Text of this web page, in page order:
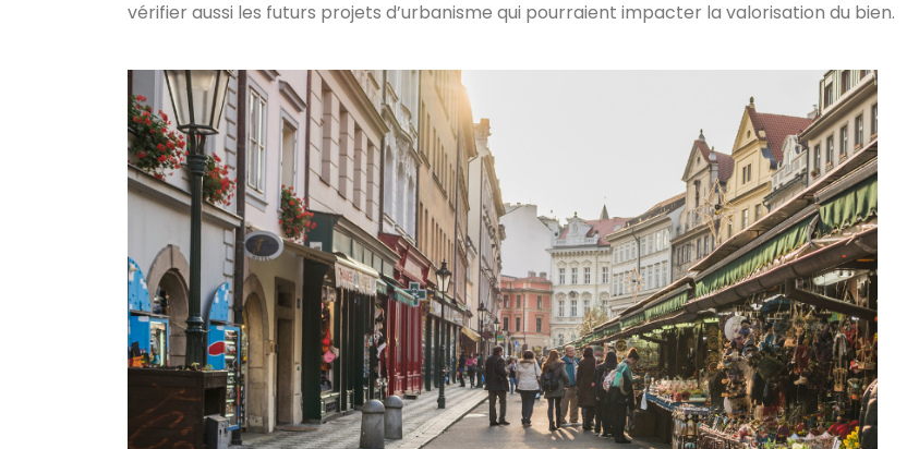
vérifier aussi les futurs projets d’urbanisme qui pourraient impacter la valorisation du bien.